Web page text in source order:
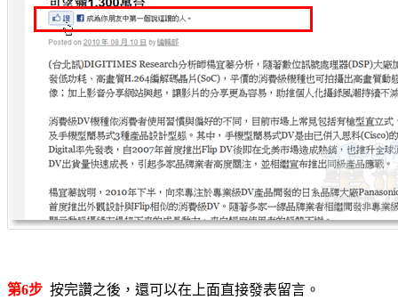
第6步 按完讚之後，還可以在上面直接發表留言。